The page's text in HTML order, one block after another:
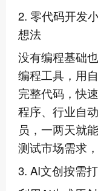
2. 零代码开发
想法
没有编程基础
编程工具，用
完整代码，快
程序、行业自
员，一两天就
测试市场需求
3. AI文创按需